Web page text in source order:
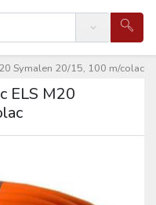
Search
Symalen 20/15, 100 m/colac
ELS M20